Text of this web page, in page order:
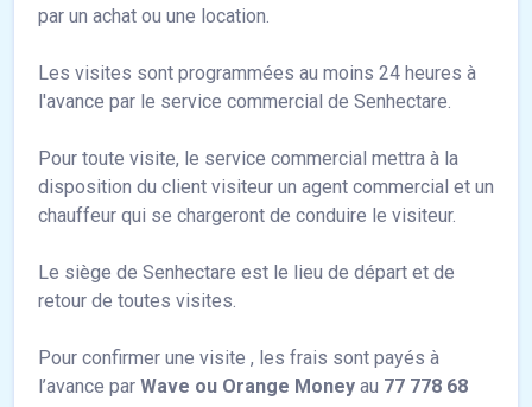
par un achat ou une location.
Les visites sont programmées au moins 24 heures à
l'avance par le service commercial de Senhectare.
Pour toute visite, le service commercial mettra à la
disposition du client visiteur un agent commercial et un
chauffeur qui se chargeront de conduire le visiteur.
Le siège de Senhectare est le lieu de départ et de
retour de toutes visites.
Pour confirmer une visite , les frais sont payés à
l’avance par Wave ou Orange Money au 77 778 68